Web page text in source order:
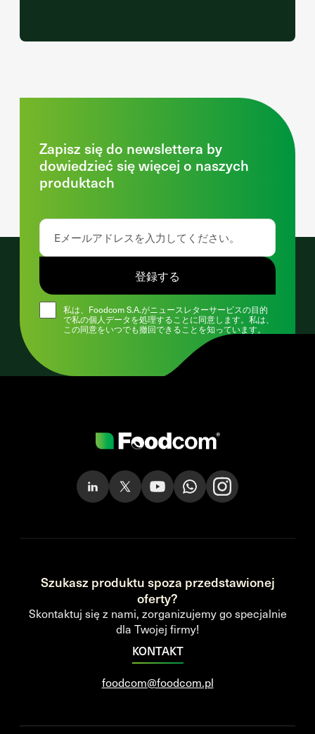
Zapisz się do newslettera by
dowiedzieć się więcej o naszych
produktach
私は、Foodcom S.A.がニュースレターサービスの目的
で私の個人データを処理することに同意します。私は、
この同意をいつでも撤回できることを知っています。
登録する
Szukasz produktu spoza przedstawionej
oferty?
Skontaktuj się z nami, zorganizujemy go specjalnie
dla Twojej firmy!
KONTAKT
foodcom@foodcom.pl